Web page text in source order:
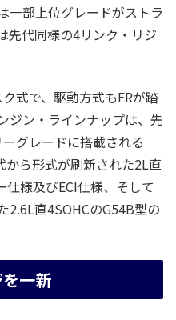
一部上位グレードがストラ
先代同様の4リンク・リジ
式で、駆動方式もFRが踏
ジン・ラインナップは、先
グレードに搭載される
から形式が刷新された2L直
様及びECI仕様、そして
2.6L直4SOHCのG54B型の
一新